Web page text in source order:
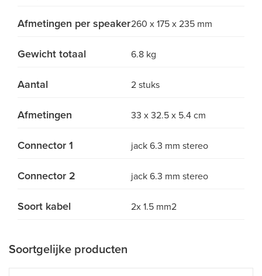
Afmetingen per speaker260 x 175 x 235 mm
Gewicht totaal 6.8 kg
Aantal 2 stuks
Afmetingen 33 x 32.5 x 5.4 cm
Connector 1 jack 6.3 mm stereo
Connector 2 jack 6.3 mm stereo
Soort kabel 2x 1.5 mm2
Soortgelijke producten